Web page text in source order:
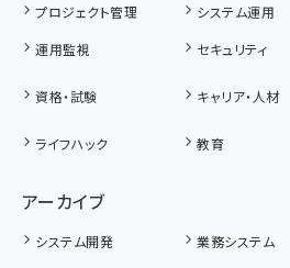
プロジェクト管理
システム運用
運用監視
セキュリティ
資格・試験 キャリア・人材
ライフハック
教育
アーカイブ
システム開発 業務システム